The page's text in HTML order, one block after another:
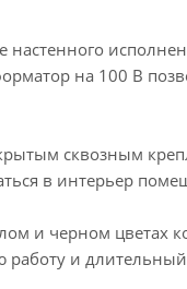
на 100 В
сквозным
в интерьер
и черном цветах
работу и